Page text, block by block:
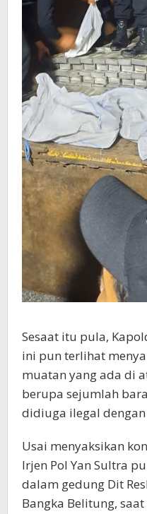
Sesaat itu pula,
ini pun terlihat
muatan yang ada di
berupa sejumlah
didiuga ilegal
Usai menyaksikan
Irjen Pol Yan Sultra
dalam gedung Dit
Bangka Belitung,